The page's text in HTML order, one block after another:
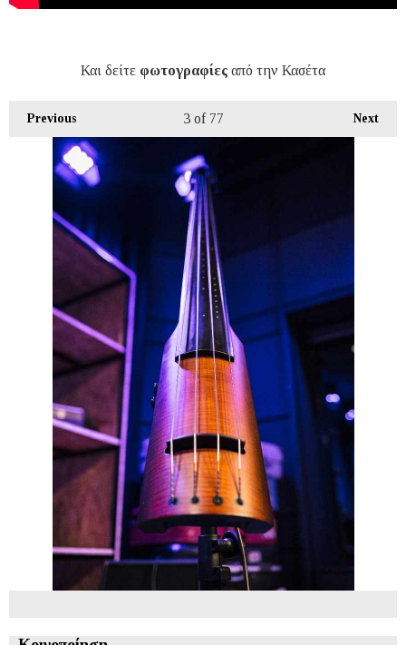
Και δείτε φωτογραφίες από την Κασέτα
Previous Next
3of 77